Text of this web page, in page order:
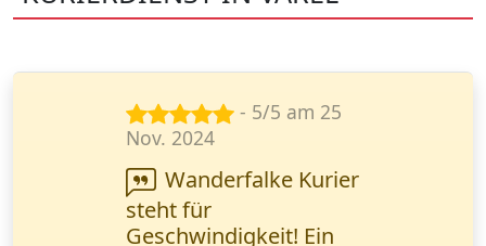
- 5/5 am 23
Sept. 2024
Wanderfalke Kurier
ist super zuverlässig!
Wichtige